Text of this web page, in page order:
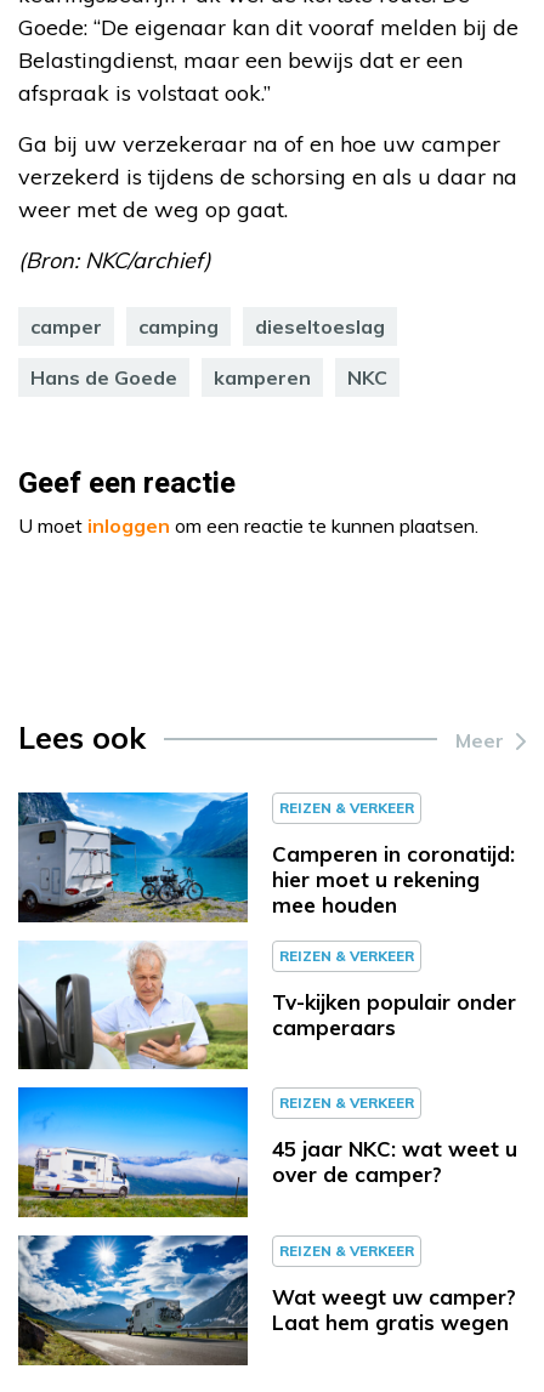
Goede: “De eigenaar kan dit vooraf melden bij de
Belastingdienst, maar een bewijs dat er een
afspraak is volstaat ook.”
Ga bij uw verzekeraar na of en hoe uw camper
verzekerd is tijdens de schorsing en als u daar na
weer met de weg op gaat.
(Bron: NKC/archief)
camper camping dieseltoeslag
Hans de Goede kamperen NKC
Geef een reactie
U moet inloggen om een reactie te kunnen plaatsen.
Lees ook Meer
REIZEN & VERKEER
Camperen in coronatijd:
hier moet u rekening
mee houden
REIZEN & VERKEER
Tv-kijken populair onder
camperaars
REIZEN & VERKEER
45 jaar NKC: wat weet u
over de camper?
REIZEN & VERKEER
Wat weegt uw camper?
Laat hem gratis wegen